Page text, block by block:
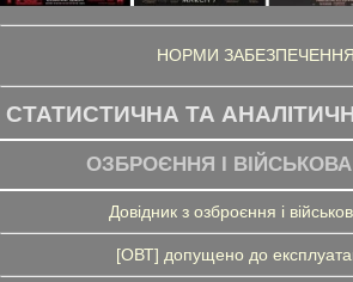
НОРМИ
СТАТИСТИЧНА ТА
ОЗБРОЄННЯ І ВІЙСЬКОВА
Довідник з озброєння і
[ОВТ] допущено до